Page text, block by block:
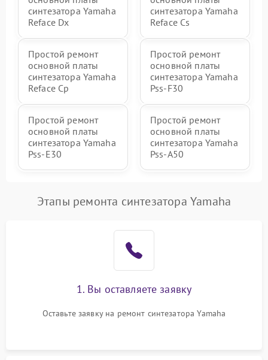
синтезатора Yamaha
Reface Dx
синтезатора Yamaha
Reface Cs
Простой ремонт
основной платы
синтезатора Yamaha
Reface Cp
Простой ремонт
основной платы
синтезатора Yamaha
Pss-F30
Простой ремонт
основной платы
синтезатора Yamaha
Pss-E30
Простой ремонт
основной платы
синтезатора Yamaha
Pss-A50
Этапы ремонта синтезатора Yamaha
1. Вы оставляете заявку
Оставьте заявку на ремонт синтезатора Yamaha